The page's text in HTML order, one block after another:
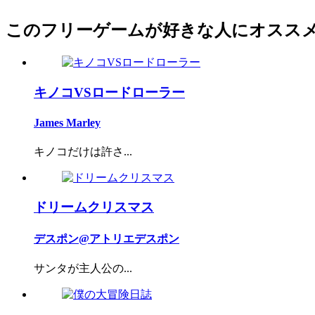
このフリーゲームが好きな人にオスス
キノコVSロードローラー
James Marley
キノコだけは許さ...
ドリームクリスマス
デスポン@アトリエデスポン
サンタが主人公の...